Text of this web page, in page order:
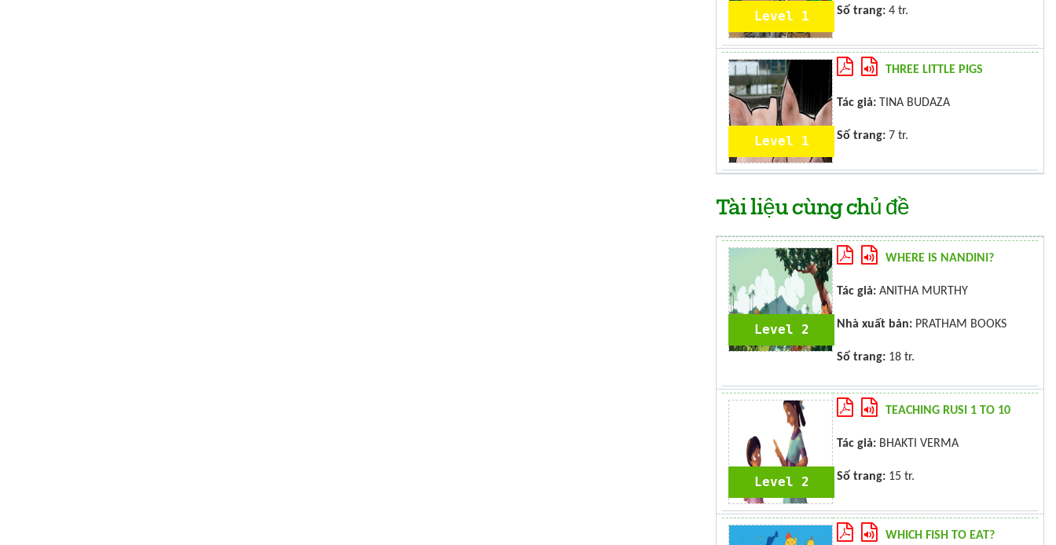
Level 1 Số trang: 4 tr.
Level 1
THREE LITTLE PIGS
Tác giả: TINA BUDAZA
Số trang: 7 tr.
Tài liệu cùng chủ đề
Level 2
WHERE IS NANDINI?
Tác giả: ANITHA MURTHY
Nhà xuất bản: PRATHAM BOOKS
Số trang: 18 tr.
Level 2
TEACHING RUSI 1 TO 10
Tác giả: BHAKTI VERMA
Số trang: 15 tr.
WHICH FISH TO EAT?